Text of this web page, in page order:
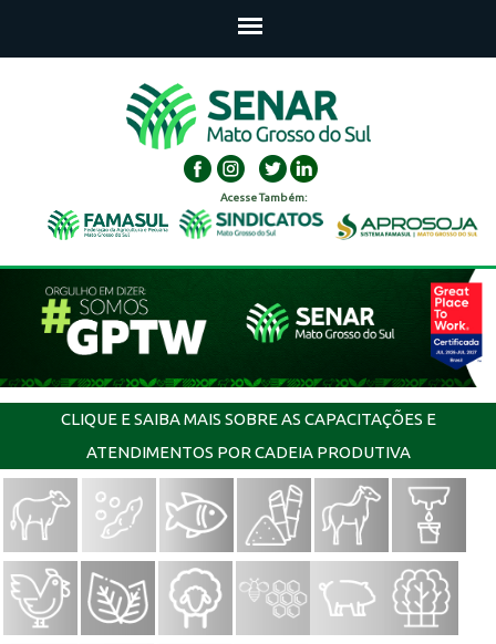
Acesse Também:
CLIQUE E SAIBA MAIS SOBRE AS CAPACITAÇÕES E
ATENDIMENTOS POR CADEIA PRODUTIVA